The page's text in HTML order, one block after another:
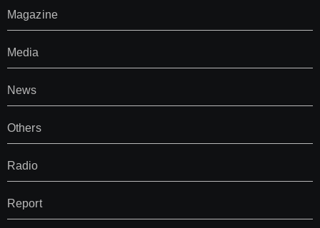
Magazine
Media
News
Others
Radio
Report